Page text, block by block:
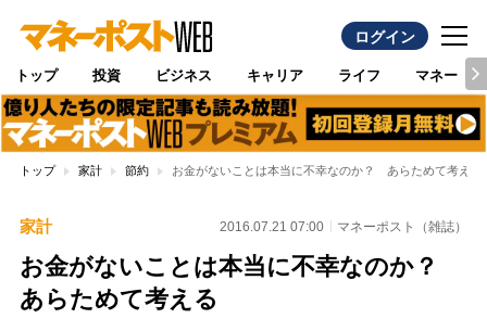
ログイン
トップ 投資 ビジネス キャリア ライフ マネー
トップ 家計 節約 お金がないことは本当に不幸なのか？ あらためて考える
家計 2016.07.21 07:00 マネーポスト（雑誌）
お金がないことは本当に不幸なのか？
あらためて考える